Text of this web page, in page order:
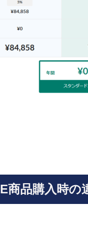
商品購入時の